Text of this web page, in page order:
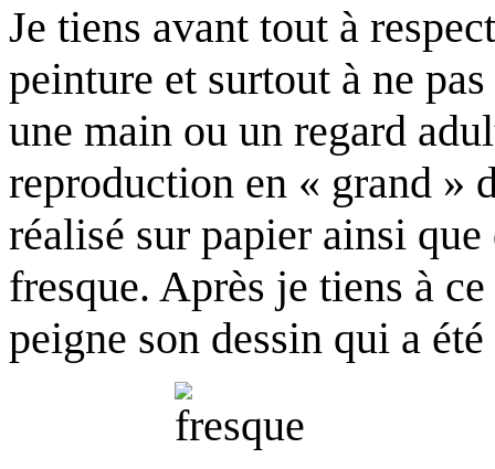
Je tiens avant tout à
peinture et surtout à ne
une main ou un regard
reproduction en « grand »
réalisé sur papier ainsi
fresque. Après je tiens à
peigne son dessin qui a